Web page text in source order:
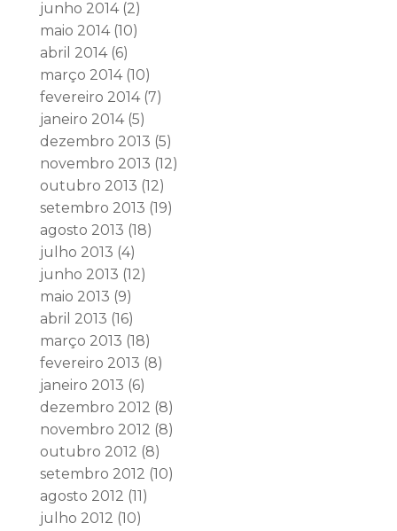
junho 2014(2)
maio 2014(10)
abril 2014(6)
março 2014(10)
fevereiro 2014(7)
janeiro 2014(5)
dezembro 2013 (5)
novembro 2013 (12)
outubro 2013 (12)
setembro 2013 (19)
agosto 2013 (18)
julho 2013 (4)
junho 2013 (12)
maio 2013 (9)
abril 2013 (16)
março 2013 (18)
fevereiro 2013 (8)
janeiro 2013 (6)
dezembro 2012 (8)
novembro 2012 (8)
outubro 2012 (8)
setembro 2012 (10)
agosto 2012 (11)
julho 2012 (10)